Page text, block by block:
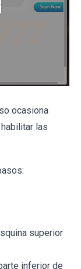
ocasiona
las
superior
inferior de